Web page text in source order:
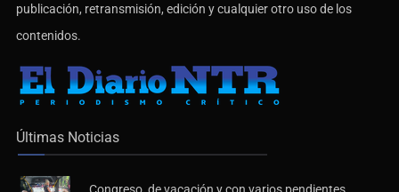
publicación, retransmisión, edición y cualquier otro uso de los
contenidos.
Últimas Noticias
Congreso, de vacación y con varios pendientes